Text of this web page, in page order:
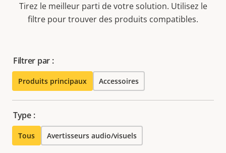
Tirez le meilleur parti de votre solution. Utilisez le
filtre pour trouver des produits compatibles.
Filtrer par :
Produits principaux Accessoires
Type :
Tous Avertisseurs audio/visuels